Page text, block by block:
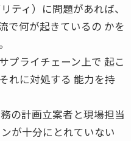
ティ）に問題があれば、
で何が起きているの かを
プライチェーン上で 起こ
れに対処する 能力を持
の計画立案者と現場担当
が十分にとれていない